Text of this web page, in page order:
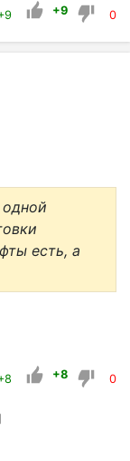
+9 0
есть, а
+8 0